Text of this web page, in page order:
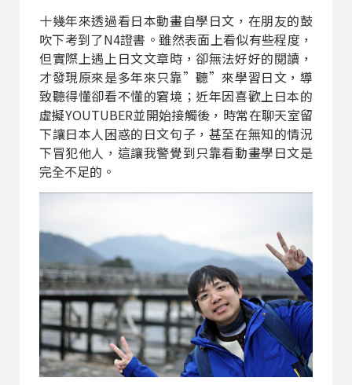
十幾年來透過看日本動畫自學日文，在朋友的鼓
吹下考到了N4證書。雖然表面上看似有些程度，
但實際上遇上日文文章時，卻無法好好的閱讀，
才發現原來是多年來只靠”聽”來學習日文，導
致聽得懂卻看不懂的窘境；近年因喜歡上日本的
虛擬YOUTUBER並開始接觸後，時常在聊天室留
下讓日本人困惑的日文句子，甚至在無知的情況
下冒犯他人，這讓我警覺到只靠看動畫學日文是
完全不足的。